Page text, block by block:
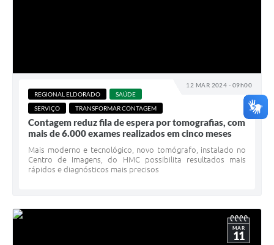
12 MAR 2024 - 09h00
REGIONAL ELDORADO
SAÚDE
SERVIÇO
TRANSFORMAR CONTAGEM
Contagem reduz fila de espera por tomografias, com
mais de 6.000 exames realizados em cinco meses
Mais moderno e tecnológico, novo tomógrafo, instalado no
Centro de Imagens, do HMC possibilita resultados mais
rápidos e diagnósticos mais precisos
MAR
11